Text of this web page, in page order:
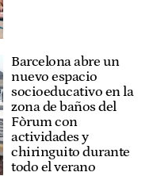
Barcelona abre un
nuevo espacio
socioeducativo en la
zona de baños del
Fòrum con
actividades y
chiringuito durante
todo el verano